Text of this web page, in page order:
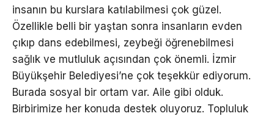
insanın bu kurslara katılabilmesi çok güzel.
Özellikle belli bir yaştan sonra insanların evden
çıkıp dans edebilmesi, zeybeği öğrenebilmesi
sağlık ve mutluluk açısından çok önemli. İzmir
Büyükşehir Belediyesi’ne çok teşekkür ediyorum.
Burada sosyal bir ortam var. Aile gibi olduk.
Birbirimize her konuda destek oluyoruz. Topluluk